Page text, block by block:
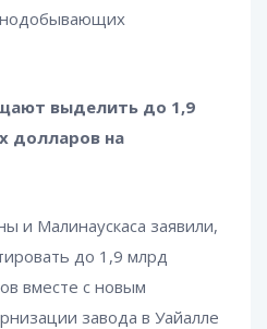
выделить до 1,9
долларов на
и Малинаускаса заявили,
до 1,9 млрд
вместе с новым
завода в Уайалле